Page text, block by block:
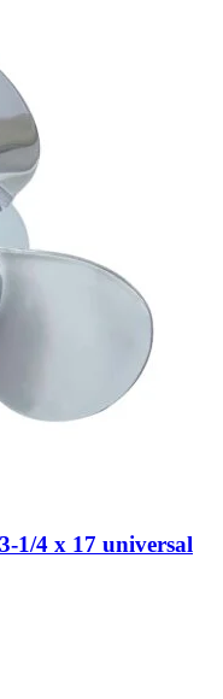
1/4 x 17 universal